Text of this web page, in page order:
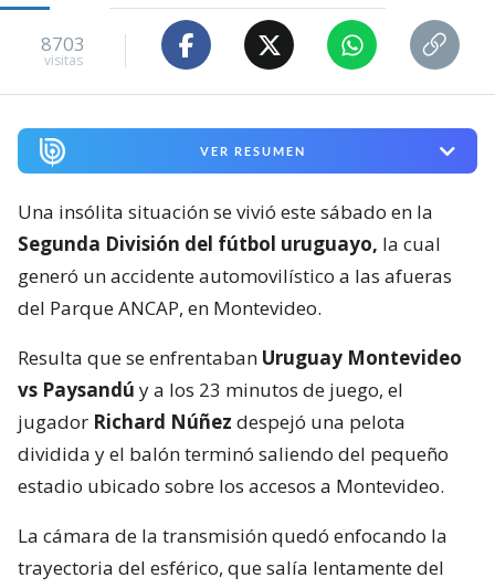
8703
visitas
VER RESUMEN
Una insólita situación se vivió este sábado en la
Segunda División del fútbol uruguayo, la cual
generó un accidente automovilístico a las afueras
del Parque ANCAP, en Montevideo.
Resulta que se enfrentaban Uruguay Montevideo
vs Paysandú y a los 23 minutos de juego, el
jugador Richard Núñez despejó una pelota
dividida y el balón terminó saliendo del pequeño
estadio ubicado sobre los accesos a Montevideo.
La cámara de la transmisión quedó enfocando la
trayectoria del esférico, que salía lentamente del